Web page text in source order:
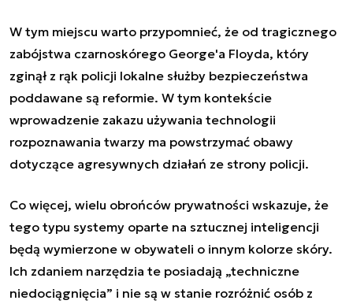
W tym miejscu warto przypomnieć, że od tragicznego
zabójstwa czarnoskórego George'a Floyda, który
zginął z rąk policji lokalne służby bezpieczeństwa
poddawane są reformie. W tym kontekście
wprowadzenie zakazu używania technologii
rozpoznawania twarzy ma powstrzymać obawy
dotyczące agresywnych działań ze strony policji.
Co więcej, wielu obrońców prywatności wskazuje, że
tego typu systemy oparte na sztucznej inteligencji
będą wymierzone w obywateli o innym kolorze skóry.
Ich zdaniem narzędzia te posiadają „techniczne
niedociągnięcia” i nie są w stanie rozróżnić osób z